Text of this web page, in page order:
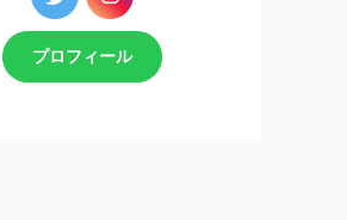
プロフィール